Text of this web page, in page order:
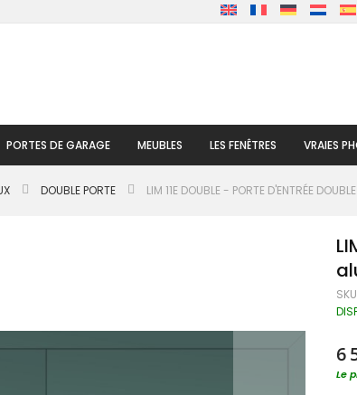
PORTES DE GARAGE MEUBLES LES FENÊTRES VRAIES
DOUBLE PORTE LIM 11E DOUBLE - PORTE D'ENTRÉE
SKU
6
Le